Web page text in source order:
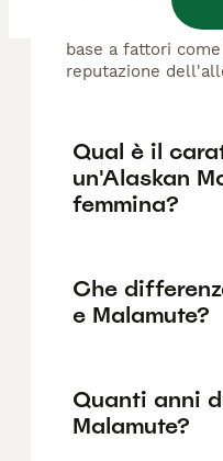
Malamute di
401€ ,anche se i
base a fattori
reputazione
Qual è il
un'Alaskan
femmina?
Che
e Malamute?
Quanti anni
Malamute?